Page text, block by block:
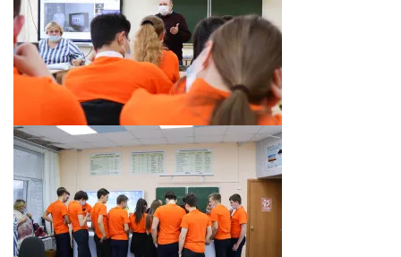
ДОКУМЕНТЫ
ВЕРСИЯ ДЛЯ СЛАБОВИДЯЩИХ